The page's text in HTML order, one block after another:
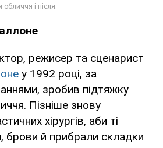
режисер та сценарист
у 1992 році, за
зробив підтяжку
Пізніше знову
хірургів, аби ті
брови й прибрали складки